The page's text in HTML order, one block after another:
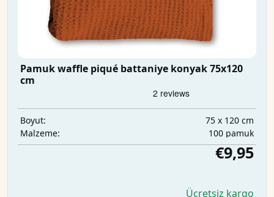
Pamuk waffle piqué battaniye konyak 75x120
cm
Boyut:
75 x 120 cm
Malzeme:
100 pamuk
€9,95
Ücretsiz kargo